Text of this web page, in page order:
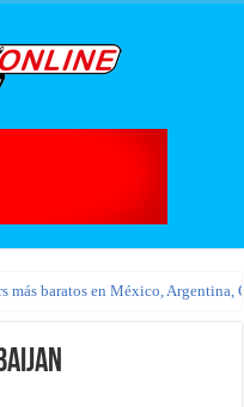
más baratos en México, Argentina,